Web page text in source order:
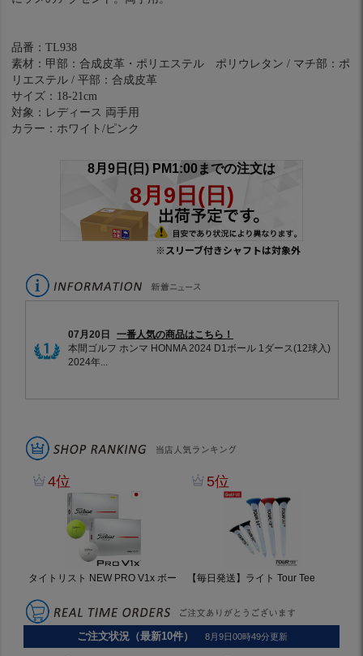
品番：TL938
素材：甲部：合成皮革・ポリエステル ポリウレタン / マチ部：ポ
リエステル / 平部：合成皮革
サイズ：18-21cm
対象：レディース 両手用
カラー：ホワイト/ピンク
※スリーブ付きシャフトは対象外